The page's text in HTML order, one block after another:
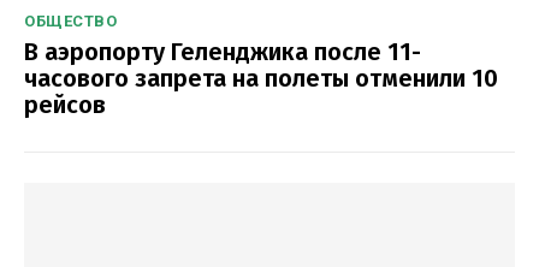
ОБЩЕСТВО
В аэропорту Геленджика после 11-
часового запрета на полеты отменили 10
рейсов